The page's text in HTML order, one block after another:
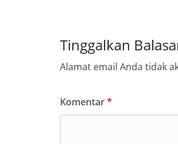
Tinggalkan
Alamat email Anda tidak
Komentar*